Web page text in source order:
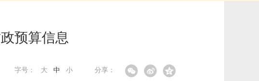
预算信息
分享：
字号： 大 中 小